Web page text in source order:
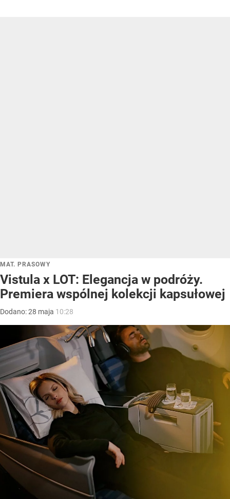
MAT. PRASOWY
Vistula x LOT: Elegancja w podróży.
Premiera wspólnej kolekcji kapsułowej
Dodano:28 maja 10:28